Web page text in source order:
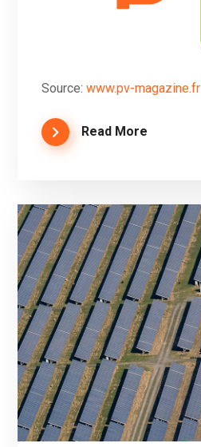
Source:www.pv-magazine.fr
Read More